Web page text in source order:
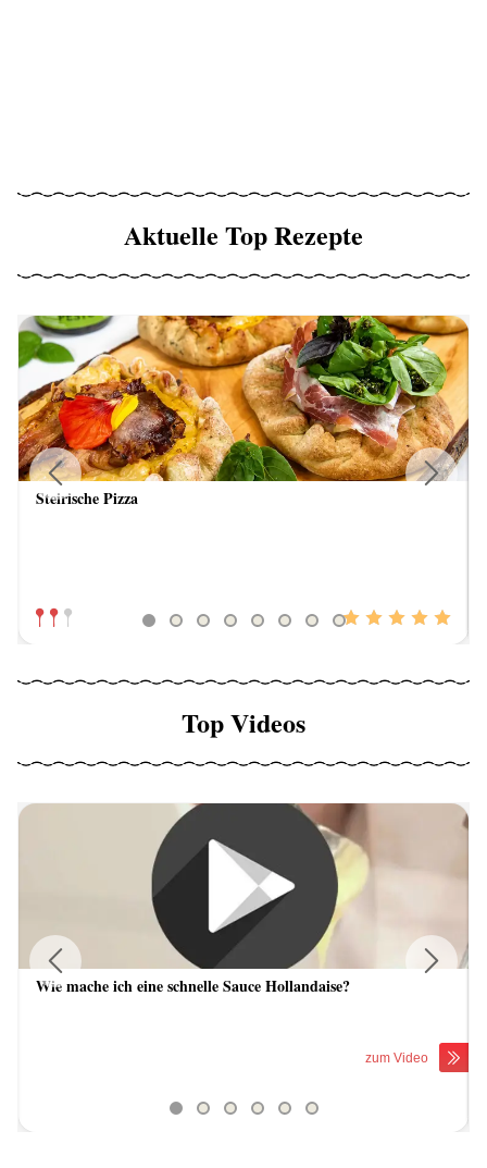
Aktuelle Top Rezepte
Steirische Pizza
Previous
Top Videos
Wie mache ich eine schnelle Sauce Hollandaise?
zum Video
Previous